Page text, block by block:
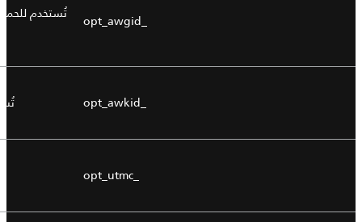
تُستخدم